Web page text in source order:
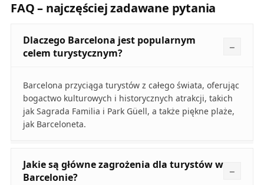
FAQ – najczęściej zadawane pytania
Dlaczego Barcelona jest popularnym
celem turystycznym?
Barcelona przyciąga turystów z całego świata, oferując
bogactwo kulturowych i historycznych atrakcji, takich
jak Sagrada Familia i Park Güell, a także piękne plaże,
jak Barceloneta.
Jakie są główne zagrożenia dla turystów w
Barcelonie?